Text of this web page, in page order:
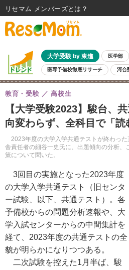
大学受験 by 東進 医学部
医専予備校徹底リサーチ 河合
親子で考える大学選び 高校受験 中学受
共通テスト 夏休み
8月開催イベント・WS 全国公立高校 過去問
自由研究教材（小学生向け） 自由研究教材（
【大学受験2023】駿台、
向変わらず、全科目で「読
2023年度の大学入学共通テストが終わっ
舎責任者の細谷一史氏に、出題傾向の分析、
策について聞いた。
教育・受験 高校生
3回目の実施となった2023年度
の大学入学共通テスト（旧センタ
ー試験、以下、共通テスト）。各
予備校からの問題分析速報や、大
学入試センターからの中間集計を
経て、2023年度の共通テストの全
貌が明らかになりつつある。
二次試験を控えた1月半ば、駿
リセマム メンバーズ